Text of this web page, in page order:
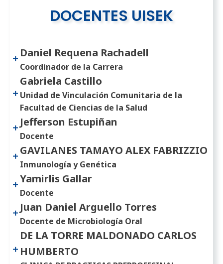
DOCENTES UISEK
Daniel Requena Rachadell
Coordinador de la Carrera
Gabriela Castillo
Unidad de Vinculación Comunitaria de la
Facultad de Ciencias de la Salud
Jefferson Estupiñan
Docente
GAVILANES TAMAYO ALEX FABRIZZIO
Inmunología y Genética
Yamirlis Gallar
Docente
Juan Daniel Arguello Torres
Docente de Microbiología Oral
DE LA TORRE MALDONADO CARLOS
HUMBERTO